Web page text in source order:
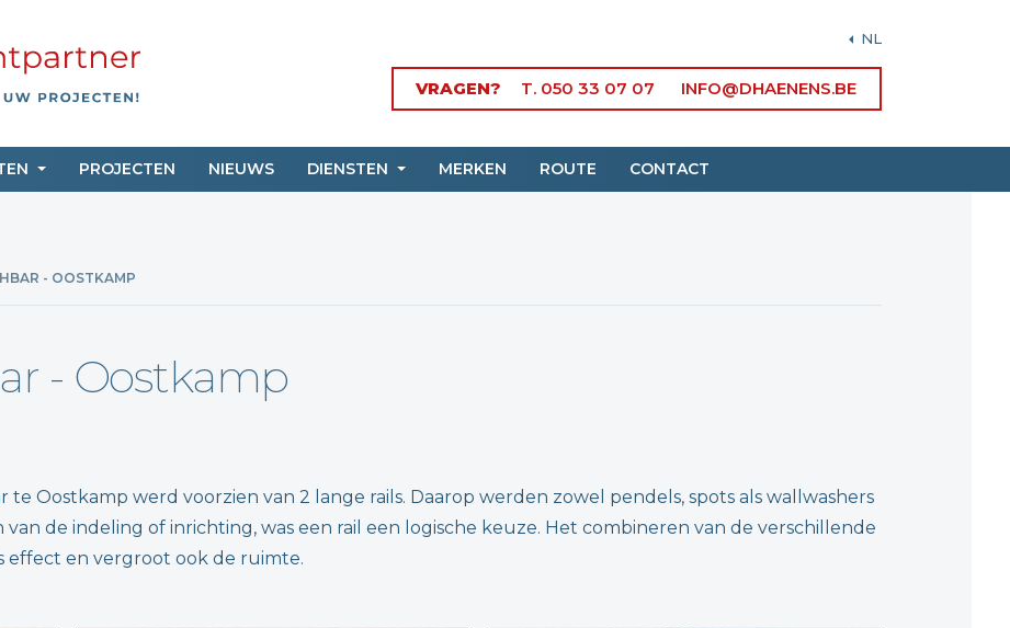
NL
VRAGEN? T. 050 33 07 07 INFO@DHAENENS.BE
PROJECTEN NIEUWS DIENSTEN MERKEN ROUTE CONTACT
- OOSTKAMP
- Oostkamp
Oostkamp werd voorzien van 2 lange rails. Daarop werden zowel pendels, spots als wallwashers
de indeling of inrichting, was een rail een logische keuze. Het combineren van de verschillende
effect en vergroot ook de ruimte.